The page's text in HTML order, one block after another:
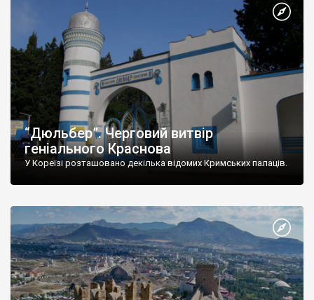
“Дюльбер”. Черговий витвір
геніального Краснова
У Кореїзі розташовано декілька відомих Кримських палаців.